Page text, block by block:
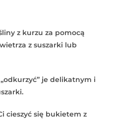
z kurzu za pomocą
z suszarki lub
je delikatnym i
cieszyć się bukietem z